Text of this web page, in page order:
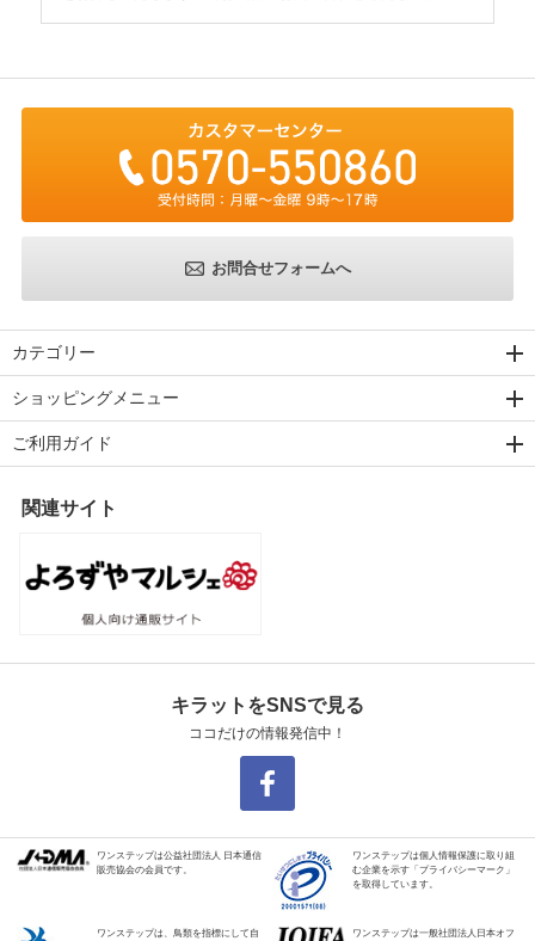
お問合せフォームへ
カテゴリー
ショッピングメニュー
ご利用ガイド
関連サイト
キラットをSNSで見る
ココだけの情報発信中！
ワンステップは公益社団法人 日本通信
販売協会の会員です。
ワンステップは個人情報保護に取り組
む企業を示す「プライバシーマーク」
を取得しています。
ワンステップは、鳥類を指標にして自 ワンステップは一般社団法人日本オフ